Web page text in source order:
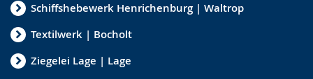
Schiffshebewerk Henrichenburg | Waltrop
Textilwerk | Bocholt
Ziegelei Lage | Lage